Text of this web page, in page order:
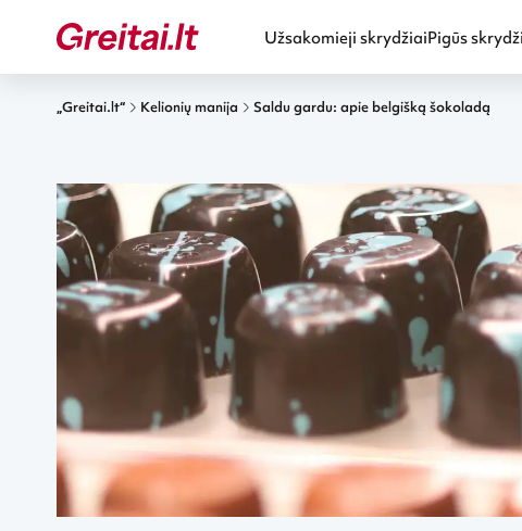
Užsakomieji skrydžiaiPigūs
„Greitai.lt“ Kelionių manija Saldu gardu: apie belgišką šokoladą